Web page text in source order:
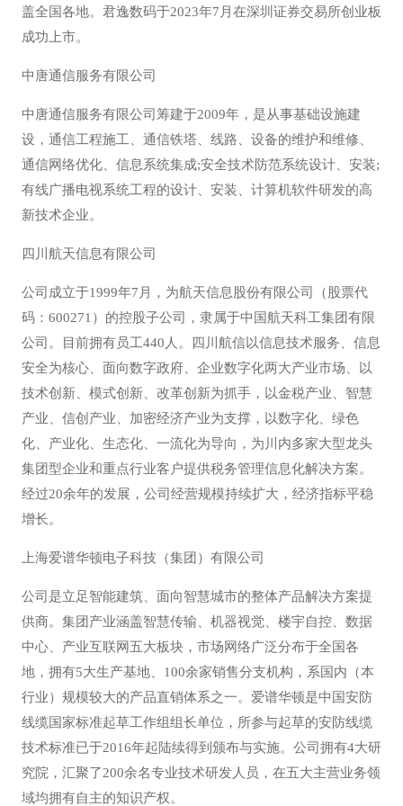
盖全国各地。君逸数码于2023年7月在深圳证券交易所创业板
成功上市。
中唐通信服务有限公司
中唐通信服务有限公司筹建于2009年，是从事基础设施建
设，通信工程施工、通信铁塔、线路、设备的维护和维修、
通信网络优化、信息系统集成;安全技术防范系统设计、安装;
有线广播电视系统工程的设计、安装、计算机软件研发的高
新技术企业。
四川航天信息有限公司
公司成立于1999年7月，为航天信息股份有限公司（股票代
码：600271）的控股子公司，隶属于中国航天科工集团有限
公司。目前拥有员工440人。四川航信以信息技术服务、信息
安全为核心、面向数字政府、企业数字化两大产业市场、以
技术创新、模式创新、改革创新为抓手，以金税产业、智慧
产业、信创产业、加密经济产业为支撑，以数字化、绿色
化、产业化、生态化、一流化为导向，为川内多家大型龙头
集团型企业和重点行业客户提供税务管理信息化解决方案。
经过20余年的发展，公司经营规模持续扩大，经济指标平稳
增长。
上海爱谱华顿电子科技（集团）有限公司
公司是立足智能建筑、面向智慧城市的整体产品解决方案提
供商。集团产业涵盖智慧传输、机器视觉、楼宇自控、数据
中心、产业互联网五大板块，市场网络广泛分布于全国各
地，拥有5大生产基地、100余家销售分支机构，系国内（本
行业）规模较大的产品直销体系之一。爱谱华顿是中国安防
线缆国家标准起草工作组组长单位，所参与起草的安防线缆
技术标准已于2016年起陆续得到颁布与实施。公司拥有4大研
究院，汇聚了200余名专业技术研发人员，在五大主营业务领
域均拥有自主的知识产权。